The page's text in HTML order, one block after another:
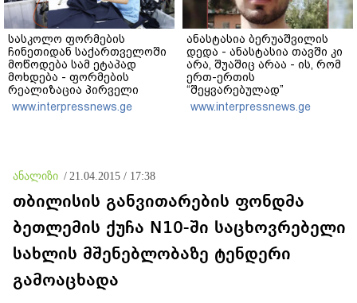
სასკოლო ფორმების
ჩინეთიდან საქართველოში
მოწოდება სამ ეტაპად
მოხდება - ფორმების
რეალიზაცია პირველი
კლასის მოსწავლეებისთვის
1–14 სექტემბრის
განხორციელდება
www.interpressnews.ge
ანასტასია ბერუაშვილის
დედა - ანასტასია თავში კი
არა, შუაშიც არაა - ის, რომ
ერთ-ერთის
“შეყვარებულად”
ფიქსირდებოდა,
მკვლელობაში
განხილვა მოჰყვებოდა
www.interpressnews.ge
ანალიზი / 21.04.2015 / 17:38
თბილისის განვითარების ფონდმა
ბეთლემის ქუჩა N10-ში საცხოვრებელი
სახლის მშენებლობაზე ტენდერი
გამოაცხადა